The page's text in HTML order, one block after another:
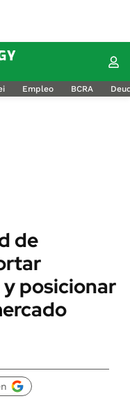
Empleo BCRA
de
posicionar